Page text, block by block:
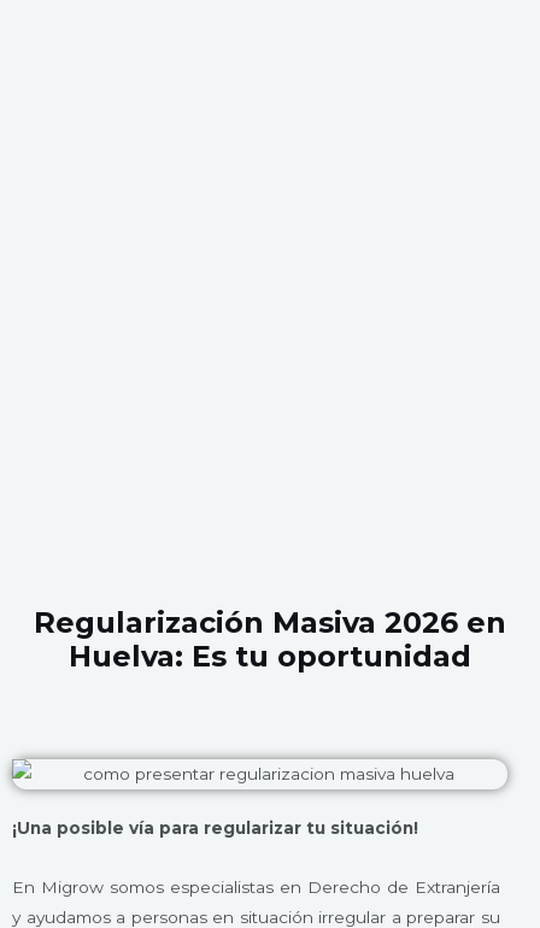
Regularización Masiva 2026 en
Huelva: Es tu oportunidad
¡Una posible vía para regularizar tu situación!
En Migrow somos especialistas en Derecho de Extranjería
y ayudamos a personas en situación irregular a preparar su